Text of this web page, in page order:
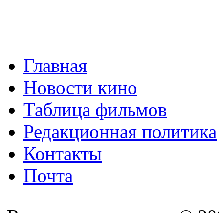
Главная
Новости кино
Таблица фильмов
Редакционная политика
Контакты
Почта